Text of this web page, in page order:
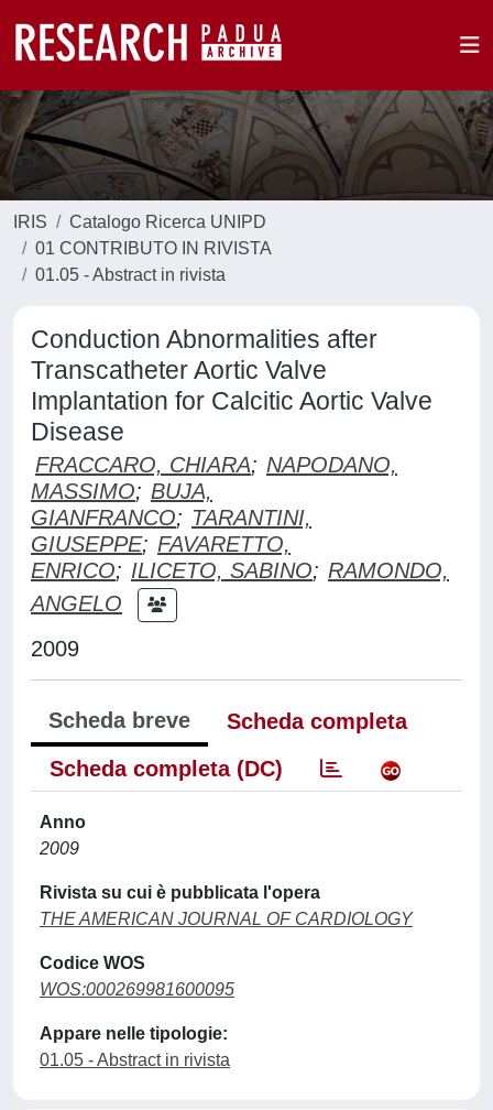
IRIS
Catalogo Ricerca UNIPD
01 CONTRIBUTO IN RIVISTA
01.05 - Abstract in rivista
Conduction Abnormalities after
Transcatheter Aortic Valve
Implantation for Calcitic Aortic Valve
Disease
FRACCARO, CHIARA; NAPODANO,
MASSIMO; BUJA,
GIANFRANCO; TARANTINI,
GIUSEPPE; FAVARETTO,
ENRICO; ILICETO, SABINO; RAMONDO,
ANGELO
2009
Scheda breve
Scheda completa
Scheda completa (DC)
Anno
2009
Rivista su cui è pubblicata l'opera
THE AMERICAN JOURNAL OF CARDIOLOGY
Codice WOS
WOS:000269981600095
Appare nelle tipologie:
01.05 - Abstract in rivista